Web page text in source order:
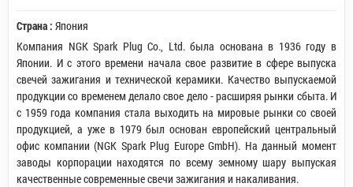
Страна : Япония
Компания NGK Spark Plug Co., Ltd. была основана в 1936 году в
Японии. И с этого времени начала свое развитие в сфере выпуска
свечей зажигания и технической керамики. Качество выпускаемой
продукции со временем делало свое дело - расширяя рынки сбыта. И
с 1959 года компания стала выходить на мировые рынки со своей
продукцией, а уже в 1979 был основан европейский центральный
офис компании (NGK Spark Plug Europe GmbH). На данный момент
заводы корпорации находятся по всему земному шару выпуская
качественные современные свечи зажигания и накаливания.